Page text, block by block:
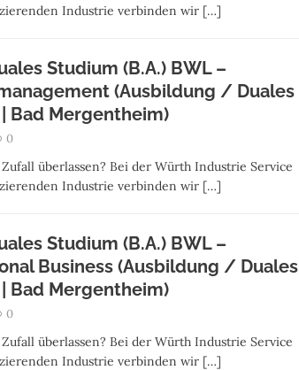
Industrie verbinden wir […]
Studium (B.A.) BWL –
(Ausbildung / Duales
Bad Mergentheim)
0
überlassen? Bei der Würth Industrie Service
Industrie verbinden wir […]
Studium (B.A.) BWL –
Business (Ausbildung / Duales
Bad Mergentheim)
0
überlassen? Bei der Würth Industrie Service
Industrie verbinden wir […]